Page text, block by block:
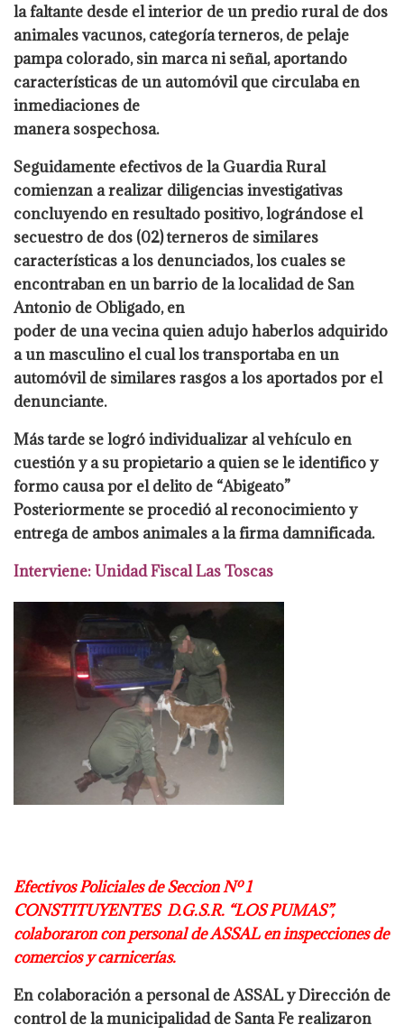
la faltante desde el interior de un predio rural de dos
animalesvacunos, categoría terneros, de pelaje
pampa colorado, sin marca ni señal,aportando
características de un automóvil que circulaba en
inmediaciones de
manera sospechosa.
Seguidamente efectivos de la Guardia Rural
comienzan arealizar diligencias investigativas
concluyendo en resultado positivo, lográndose el
secuestro de dos (02) terneros de similares
características a los denunciados, los cuales se
encontraban en un barrio de la localidad de San
Antonio de Obligado, en
poder de una vecina quien adujo haberlos adquirido
a un masculino el cual lostransportaba en un
automóvil de similares rasgos a los aportados por el
denunciante.
Más tarde se logró individualizar al vehículo en
cuestión y a supropietario a quien se le identifico y
formo causa por el delito de “Abigeato”
Posteriormente se procedió al reconocimiento y
entrega de ambos animales a lafirma damnificada.
Interviene: Unidad Fiscal Las Toscas
Efectivos Policiales de Seccion Nº 1
CONSTITUYENTES D.G.S.R. “LOS PUMAS”,
colaboraron con personal de ASSAL en inspecciones de
comercios ycarnicerías.
En colaboración a personal de ASSAL y Dirección de
control de la municipalidad de Santa Fe realizaron